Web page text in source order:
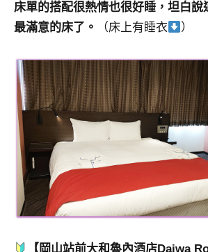
床單的搭配很熱情也很好睡，坦白說
最滿意的床了。
（床上有睡衣 ）
【岡山站前大和魯內酒店Daiwa